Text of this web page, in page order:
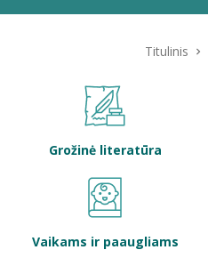
Bibliotekoms
Titulinis
Grožinė literatūra
Vaikams ir paaugliams